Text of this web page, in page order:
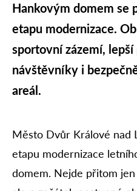
Hankovým domem se
etapu modernizace.
sportovní zázemí,
návštěvníky i
areál.
Město Dvůr Králové nad
etapu modernizace
domem. Nejde přitom